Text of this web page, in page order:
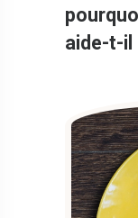
aide-t-il